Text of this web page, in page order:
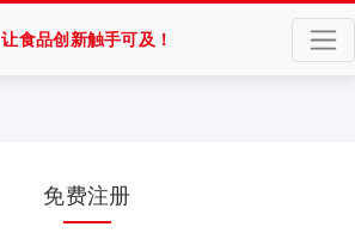
让食品创新触手可及！
免费注册